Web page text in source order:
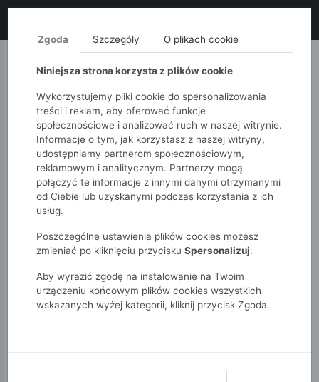
MONNARI QUIOSQUE
51015kids Niemowlak
Chłopcy
Bluza niemowlęca na zamek
Zgoda Szczegóły O plikach cookie
Niniejsza strona korzysta z plików cookie
Wykorzystujemy pliki cookie do spersonalizowania
treści i reklam, aby oferować funkcje
społecznościowe i analizować ruch w naszej witrynie.
Informacje o tym, jak korzystasz z naszej witryny,
udostępniamy partnerom społecznościowym,
reklamowym i analitycznym. Partnerzy mogą
połączyć te informacje z innymi danymi otrzymanymi
od Ciebie lub uzyskanymi podczas korzystania z ich
usług.
Poszczególne ustawienia plików cookies możesz
zmieniać po kliknięciu przycisku Spersonalizuj.
Aby wyrazić zgodę na instalowanie na Twoim
urządzeniu końcowym plików cookies wszystkich
wskazanych wyżej kategorii, kliknij przycisk Zgoda.